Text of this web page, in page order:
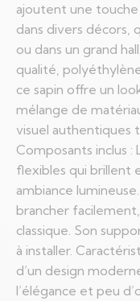
ajoutent une
dans divers décors,
ou dans un grand
qualité,
ce sapin offre un
mélange de
visuel authentiques
Composants inclus :
flexibles qui brillent
ambiance
brancher
classique. Son
à installer.
d’un design
l’élégance et peu